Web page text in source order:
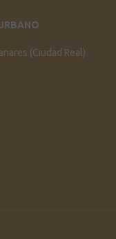
(Ciudad Real)